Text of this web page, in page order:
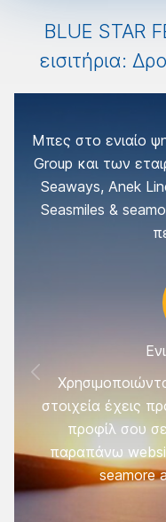
BLUE STAR
εισιτήρια:
Μπες στο ενιαίο
Group και των
Seaways, Anek
Seasmiles &
στοιχεία έχεις
προφίλ σου
παραπάνω
seamore